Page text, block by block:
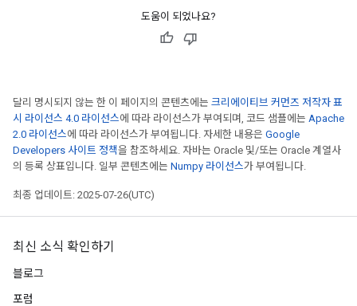
도움이 되었나요?
달리 명시되지 않는 한 이 페이지의 콘텐츠에는 크리에이티브 커먼즈 저작자 표
시 라이선스 4.0 라이선스에 따라 라이선스가 부여되며, 코드 샘플에는 Apache
2.0 라이선스에 따라 라이선스가 부여됩니다. 자세한 내용은 Google
Developers 사이트 정책을 참조하세요. 자바는 Oracle 및/또는 Oracle 계열사
의 등록 상표입니다. 일부 콘텐츠에는 Numpy 라이선스가 부여됩니다.
최종 업데이트: 2025-07-26(UTC)
최신 소식 확인하기
블로그
포럼